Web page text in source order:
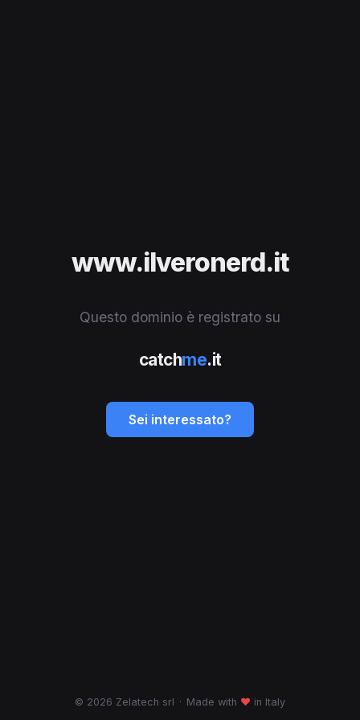
www.ilveronerd.it
Questo dominio è registrato su
catchme.it
Sei interessato?
© 2026 Zelatech srl · Made with ♥ in Italy